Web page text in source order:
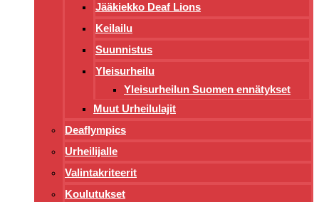
Jääkiekko Deaf Lions
Keilailu
Suunnistus
Yleisurheilu
Yleisurheilun Suomen ennätykset
Muut Urheilulajit
Deaflympics
Urheilijalle
Valintakriteerit
Koulutukset